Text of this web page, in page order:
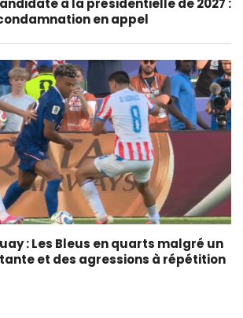
à la présidentielle de 2027 :
en appel
: Les Bleus en quarts malgré un
et des agressions à répétition